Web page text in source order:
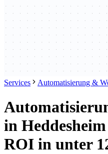
Services Automatisierung &
in
ROI in unter